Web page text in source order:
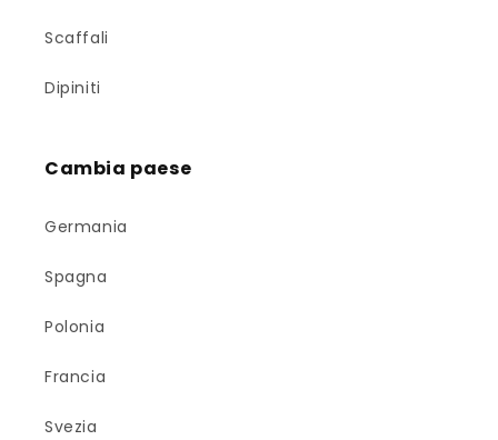
Scaffali
Dipiniti
Cambia paese
Germania
Spagna
Polonia
Francia
Svezia